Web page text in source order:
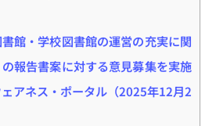
館・学校図書館の運営の充実に関
報告書案に対する意見募集を実施
アネス・ポータル（2025年12月2